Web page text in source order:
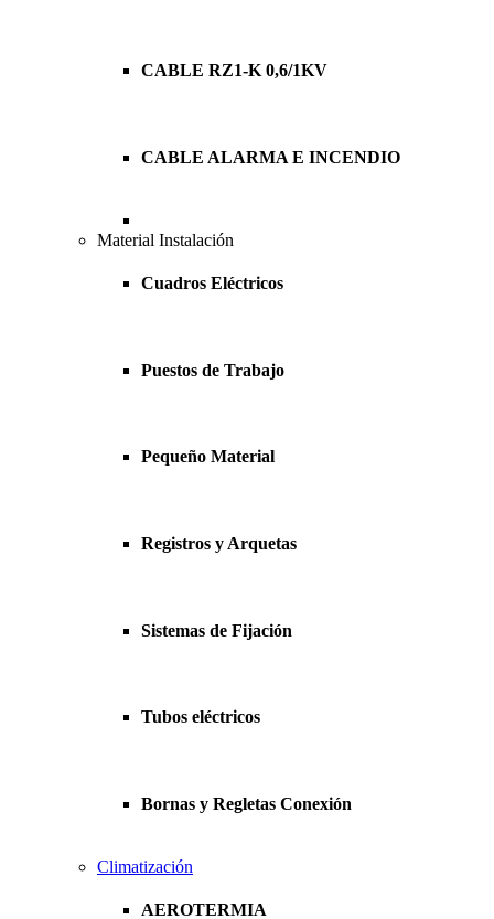
CABLE RZ1-K 0,6/1KV
CABLE ALARMA E INCENDIO
Material Instalación
Cuadros Eléctricos
Puestos de Trabajo
Pequeño Material
Registros y Arquetas
Sistemas de Fijación
Tubos eléctricos
Bornas y Regletas Conexión
Climatización
AEROTERMIA